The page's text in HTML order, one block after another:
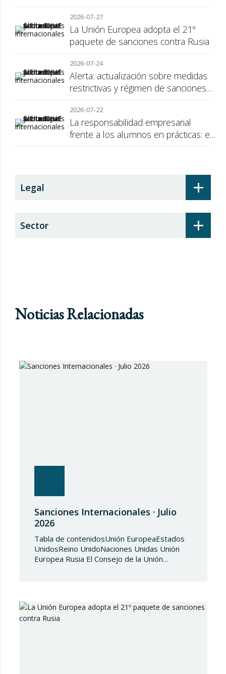
consumidor
2026-07-27
La Unión Europea adopta el 21º
paquete de sanciones contra Rusia
2026-07-24
Alerta: actualización sobre medidas
restrictivas y régimen de sanciones
2026-07-22
La responsabilidad empresarial
frente a los alumnos en prácticas: el
+
Legal
+
Sector
Noticias Relacionadas
Sanciones Internacionales · Julio
2026
Tabla de contenidosUnión EuropeaEstados
UnidosReino UnidoNaciones Unidas Unión
Europea Rusia El Consejo de la Unión
(UE) 2018/1542 relativo a la adopción de
medidas restrictivas…